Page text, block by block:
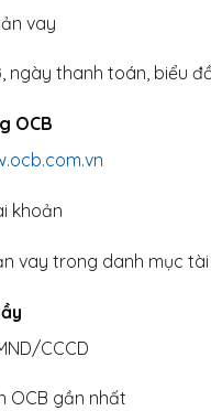
vay
ngày thanh toán, biểu
OCB
khoản
vay trong danh mục
CCCD
OCB gần nhất